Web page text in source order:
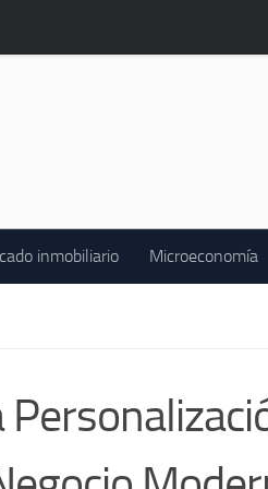
inmobiliario Microeconomía